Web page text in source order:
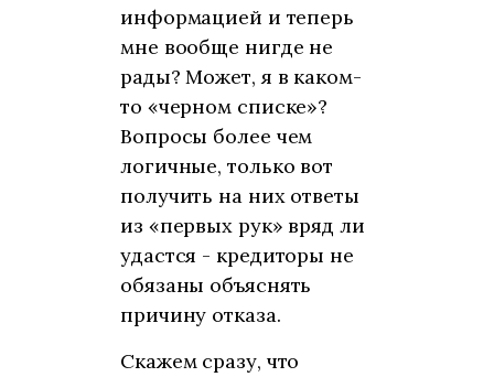
информацией и теперь
мне вообще нигде не
рады? Может, я в каком-
то «черном списке»?
Вопросы более чем
логичные, только вот
получить на них ответы
из «первых рук» вряд ли
удастся - кредиторы не
обязаны объяснять
причину отказа.
Скажем сразу, что